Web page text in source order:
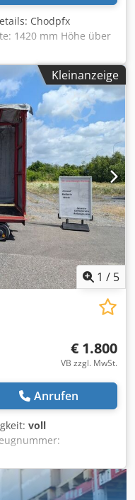
Chodpfx
1420 mm Höhe über
- max.: 600
80 V Steuerung
t Abmessungen L x B
Säure
*
Kleinanzeige
1 / 5
€ 1.800
VB zzgl. MwSt.
Anrufen
voll
3.160 mm, Tragkraft: